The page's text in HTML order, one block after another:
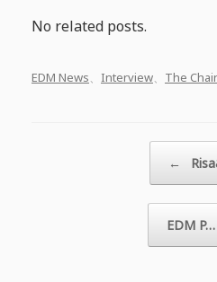
No related posts.
EDM News、 Interview、 The
←
EDM P…